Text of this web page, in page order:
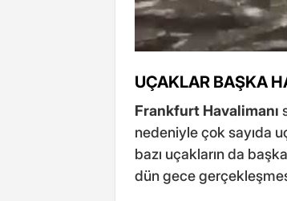
UÇAKLAR BAŞKA
Frankfurt Havalimanı
nedeniyle çok sayıda
bazı uçakların da
dün gece